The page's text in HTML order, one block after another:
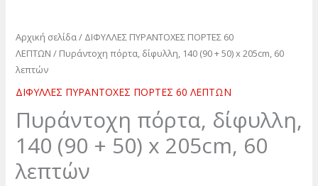
Αρχική σελίδα/ ΔΙΦΥΛΛΕΣ ΠΥΡΑΝΤΟΧΕΣ ΠΟΡΤΕΣ 60
ΛΕΠΤΩΝ / Πυράντοχη πόρτα, δίφυλλη, 140 (90 + 50) x 205cm, 60
λεπτών
ΔΙΦΥΛΛΕΣ ΠΥΡΑΝΤΟΧΕΣ ΠΟΡΤΕΣ 60 ΛΕΠΤΩΝ
Πυράντοχη πόρτα, δίφυλλη,
140 (90 + 50) x 205cm, 60
λεπτών